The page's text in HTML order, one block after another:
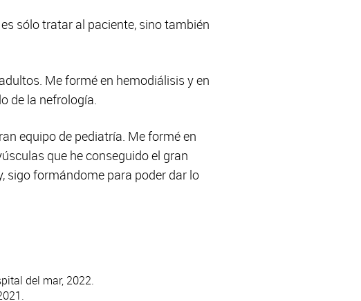
sólo tratar al paciente, sino también
Me formé en hemodiálisis y en
de la nefrología.
equipo de pediatría. Me formé en
que he conseguido el gran
sigo formándome para poder dar lo
del mar, 2022.